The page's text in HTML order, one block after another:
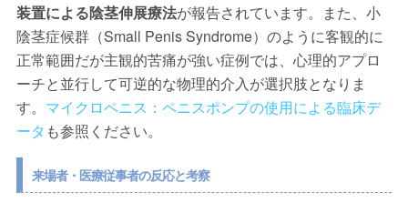
装置による陰茎伸展療法が報告されています。また、小
陰茎症候群（Small Penis Syndrome）のように客観的に
正常範囲だが主観的苦痛が強い症例では、心理的アプロ
ーチと並行して可逆的な物理的介入が選択肢となりま
す。 マイクロペニス：ペニスポンプの使用による臨床デ
ータ も参照ください。
来場者・医療従事者の反応と考察